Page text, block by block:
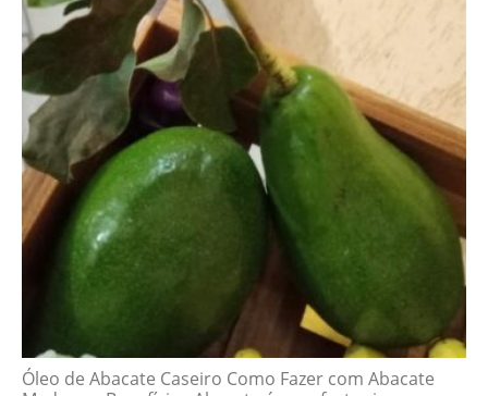
Óleo de Abacate Caseiro Como Fazer com Abacate